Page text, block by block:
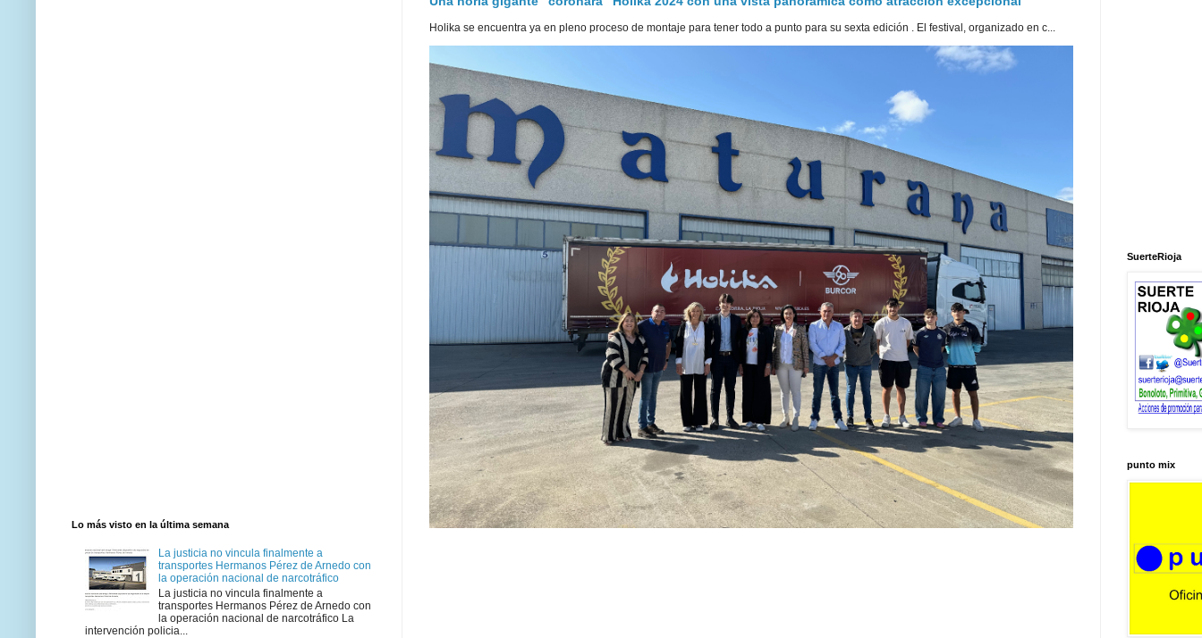
Holika se encuentra ya en pleno proceso de montaje para tener todo a punto para su sexta edición . El festival, organizado en c...
Lo más visto en la última semana
La justicia no vincula finalmente a
transportes Hermanos Pérez de Arnedo con
la operación nacional de narcotráfico
La justicia no vincula finalmente a
transportes Hermanos Pérez de Arnedo con
la operación nacional de narcotráfico La
intervención policia...
SuerteRioja
punto mix